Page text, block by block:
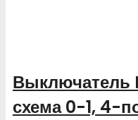
Выключатель
схема 0-1, 4-